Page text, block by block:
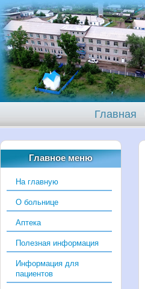
Главная
Главное меню
На главную
О больнице
Аптека
Полезная информация
Информация для
пациентов